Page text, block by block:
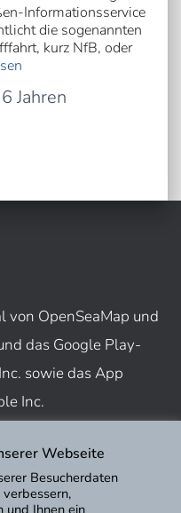
Informationsservice
die sogenannten
kurz NfB, oder
6 Jahren
von OpenSeaMap und
das Google Play-
sowie das App
Inc.
Webseite
Besucherdaten
und Ihnen ein